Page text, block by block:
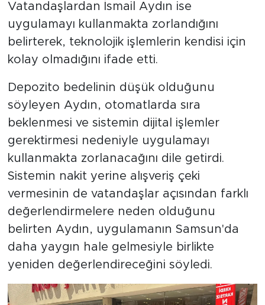
Vatandaşlardan İsmail Aydın ise
uygulamayı kullanmakta zorlandığını
belirterek, teknolojik işlemlerin kendisi için
kolay olmadığını ifade etti.
Depozito bedelinin düşük olduğunu
söyleyen Aydın, otomatlarda sıra
beklenmesi ve sistemin dijital işlemler
gerektirmesi nedeniyle uygulamayı
kullanmakta zorlanacağını dile getirdi.
Sistemin nakit yerine alışveriş çeki
vermesinin de vatandaşlar açısından farklı
değerlendirmelere neden olduğunu
belirten Aydın, uygulamanın Samsun'da
daha yaygın hale gelmesiyle birlikte
yeniden değerlendireceğini söyledi.